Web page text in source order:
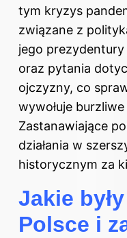
tym kryzys
związane z
jego
oraz pytania
ojczyzny, co
wywołuje
Zastanawiające
działania w
historycznym za
Jakie
Polsce i